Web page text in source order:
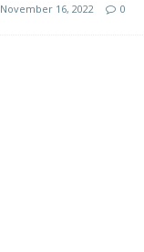
November 16, 2022 0